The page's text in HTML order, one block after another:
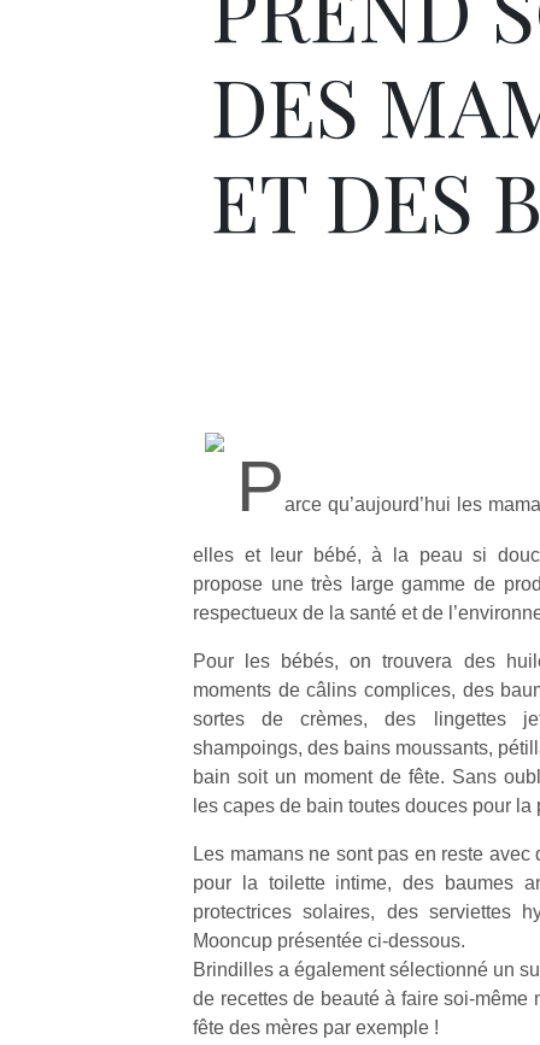
DES
ET DES
Parce qu’aujourd’hui les
elles et leur bébé, à la peau si
propose une très large gamme de
respectueux de la santé et de
Pour les bébés, on trouvera des
moments de câlins complices, des
sortes de crèmes, des lingettes
shampoings, des bains moussants,
bain soit un moment de fête. Sans
les capes de bain toutes douces pour la
Les mamans ne sont pas en reste
pour la toilette intime, des baumes
protectrices solaires, des serviettes
Mooncup présentée ci-dessous.
Brindilles a également sélectionné un
de recettes de beauté à faire soi-même
fête des mères par exemple !